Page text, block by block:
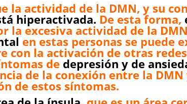
la actividad de la DMN, y su
hiperactivada. De esta forma,
la excesiva actividad de la DMN
en estas personas se puede
con la activación de otras redes
de depresión y de
de la conexión entre la DMN
de estos síntomas.